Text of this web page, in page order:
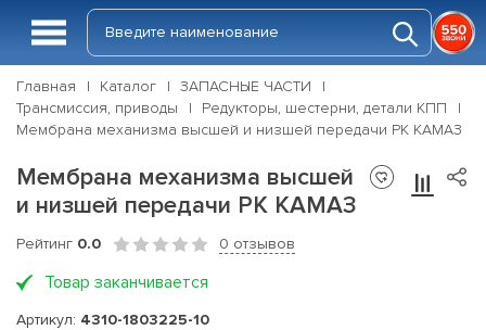
Главная Каталог
ЗАПАСНЫЕ ЧАСТИ
Трансмиссия, приводы
Редукторы, шестерни, детали КПП
Мембрана механизма высшей и низшей передачи РК КАМАЗ
Мембрана механизма высшей
и низшей передачи РК КАМАЗ
Рейтинг 0.0 0 отзывов
Товар заканчивается
Артикул: 4310-1803225-10